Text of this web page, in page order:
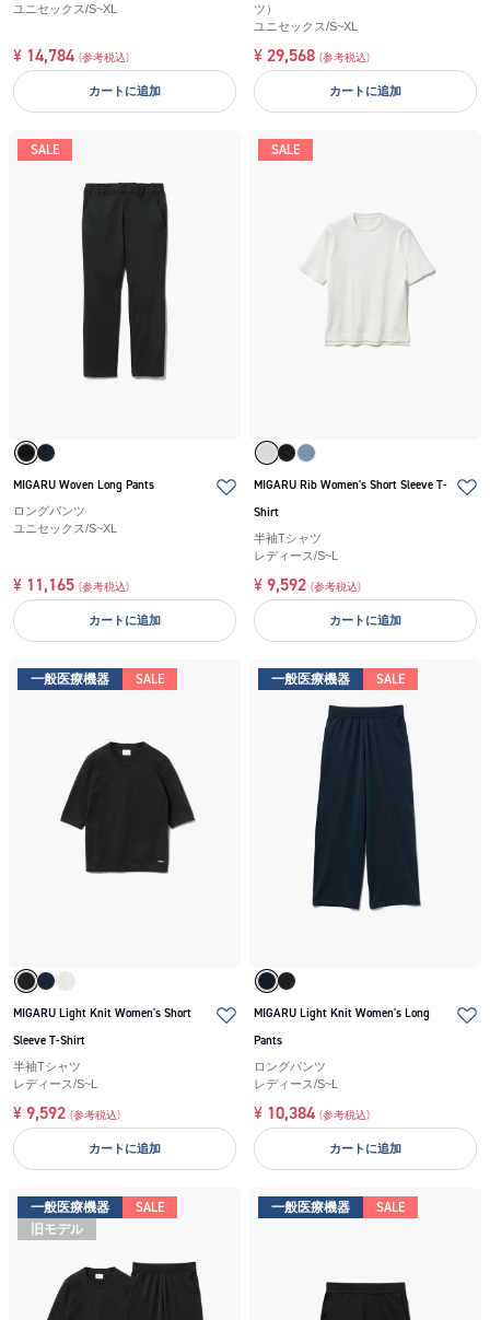
ユニセックス/S~XL
¥ 14,784 (参考税込)
カートに追加
ツ）
ユニセックス/S~XL
¥ 29,568 (参考税込)
カートに追加
SALE
MIGARU Woven Long Pants
ロングパンツ
ユニセックス/S~XL
¥ 11,165 (参考税込)
カートに追加
SALE
MIGARU Rib Women's Short Sleeve T-
Shirt
半袖Tシャツ
レディース/S~L
¥ 9,592 (参考税込)
カートに追加
一般医療機器 SALE
MIGARU Light Knit Women's Short
Sleeve T-Shirt
半袖Tシャツ
レディース/S~L
¥ 9,592 (参考税込)
カートに追加
一般医療機器 SALE
MIGARU Light Knit Women's Long
Pants
ロングパンツ
レディース/S~L
¥ 10,384 (参考税込)
カートに追加
一般医療機器
SALE
旧モデル
一般医療機器 SALE